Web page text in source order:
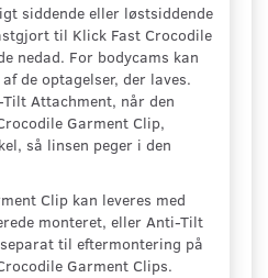
siddende eller løstsiddende
til Klick Fast Crocodile
nedad. For bodycams kan
de optagelser, der laves.
Attachment, når den
Garment Clip,
så linsen peger i den
Clip kan leveres med
monteret, eller Anti-Tilt
til eftermontering på
Garment Clips.